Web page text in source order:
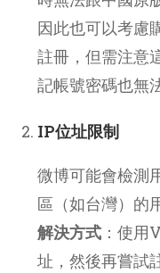
因此也可以考慮
註冊，但需注意
記帳號密碼也無
IP位址限制
微博可能會檢測
區（如台灣）的
解決方式 ：使
址，然後再嘗試